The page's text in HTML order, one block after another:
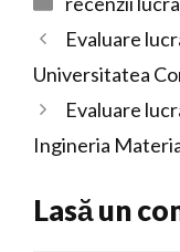
Evaluare
Universitatea
Evaluare
Ingineria
Lasă un